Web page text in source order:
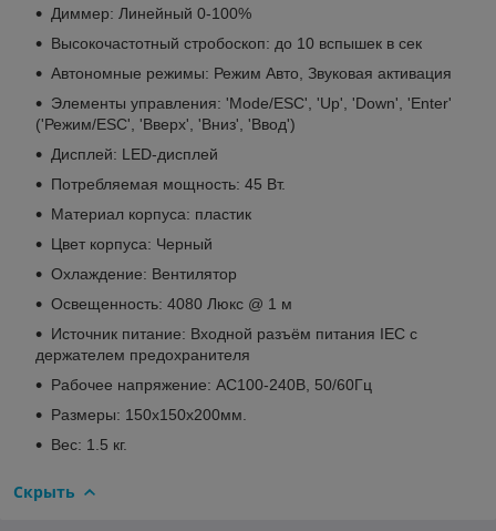
Диммер: Линейный 0-100%
Высокочастотный стробоскоп: до 10 вспышек в сек
Автономные режимы: Режим Авто, Звуковая активация
Элементы управления: 'Mode/ESC', 'Up', 'Down', 'Enter'
('Режим/ESC', 'Вверх', 'Вниз', 'Ввод')
Дисплей: LED-дисплей
Потребляемая мощность: 45 Вт.
Материал корпуса: пластик
Цвет корпуса: Черный
Охлаждение: Вентилятор
Освещенность: 4080 Люкс @ 1 м
Источник питание: Входной разъём питания IEC с
держателем предохранителя
Рабочее напряжение: AC100-240В, 50/60Гц
Размеры: 150x150x200мм.
Вес: 1.5 кг.
Скрыть